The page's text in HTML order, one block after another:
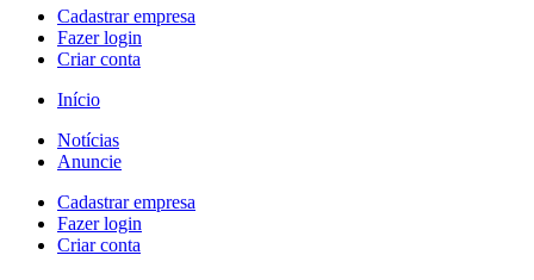
Cadastrar empresa
Fazer login
Criar conta
Início
Notícias
Anuncie
Cadastrar empresa
Fazer login
Criar conta